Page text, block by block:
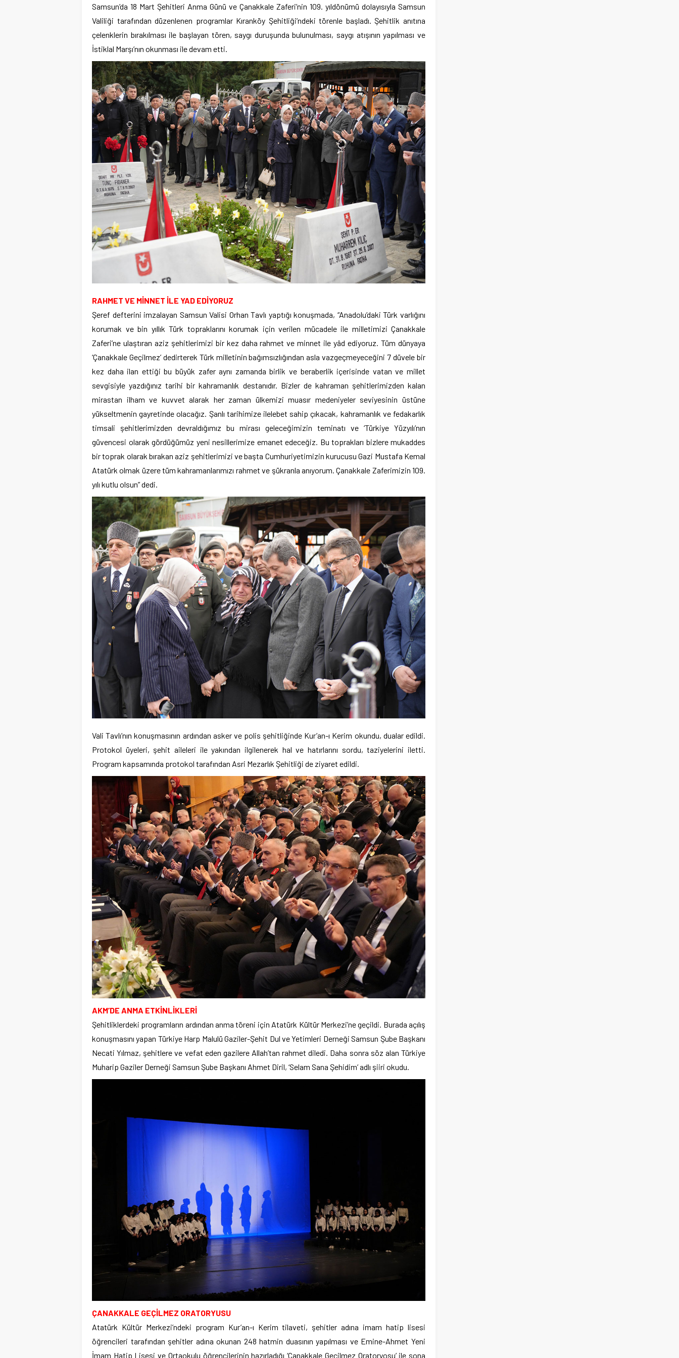
Samsun’da 18 Mart Şehitleri Anma Günü ve Çanakkale Zaferi’nin 109. yıldönümü dolayısıyla Samsun
Valiliği tarafından düzenlenen programlar Kıranköy Şehitliği’ndeki törenle başladı. Şehitlik anıtına
çelenklerin bırakılması ile başlayan tören, saygı duruşunda bulunulması, saygı atışının yapılması ve
İstiklal Marşı’nın okunması ile devam etti.
RAHMET VE MİNNET İLE YAD EDİYORUZ
Şeref defterini imzalayan Samsun Valisi Orhan Tavlı yaptığı konuşmada, “Anadolu’daki Türk varlığını
korumak ve bin yıllık Türk topraklarını korumak için verilen mücadele ile milletimizi Çanakkale
Zaferi’ne ulaştıran aziz şehitlerimizi bir kez daha rahmet ve minnet ile yâd ediyoruz. Tüm dünyaya
‘Çanakkale Geçilmez’ dedirterek Türk milletinin bağımsızlığından asla vazgeçmeyeceğini 7 düvele bir
kez daha ilan ettiği bu büyük zafer aynı zamanda birlik ve beraberlik içerisinde vatan ve millet
sevgisiyle yazdığınız tarihi bir kahramanlık destanıdır. Bizler de kahraman şehitlerimizden kalan
mirastan ilham ve kuvvet alarak her zaman ülkemizi muasır medeniyeler seviyesinin üstüne
yükseltmenin gayretinde olacağız. Şanlı tarihimize ilelebet sahip çıkacak, kahramanlık ve fedakarlık
timsali şehitlerimizden devraldığımız bu mirası geleceğimizin teminatı ve ‘Türkiye Yüzyılı’nın
güvencesi olarak gördüğümüz yeni nesillerimize emanet edeceğiz. Bu toprakları bizlere mukaddes
bir toprak olarak bırakan aziz şehitlerimizi ve başta Cumhuriyetimizin kurucusu Gazi Mustafa Kemal
Atatürk olmak üzere tüm kahramanlarımızı rahmet ve şükranla anıyorum. Çanakkale Zaferimizin 109.
yılı kutlu olsun” dedi.
Vali Tavlı’nın konuşmasının ardından asker ve polis şehitliğinde Kur’an-ı Kerim okundu, dualar edildi.
Protokol üyeleri, şehit aileleri ile yakından ilgilenerek hal ve hatırlarını sordu, taziyelerini iletti.
Program kapsamında protokol tarafından Asri Mezarlık Şehitliği de ziyaret edildi.
AKM’DE ANMA ETKİNLİKLERİ
Şehitliklerdeki programların ardından anma töreni için Atatürk Kültür Merkezi’ne geçildi. Burada açılış
konuşmasını yapan Türkiye Harp Malulü Gaziler-Şehit Dul ve Yetimleri Derneği Samsun Şube Başkanı
Necati Yılmaz, şehitlere ve vefat eden gazilere Allah’tan rahmet diledi. Daha sonra söz alan Türkiye
Muharip Gaziler Derneği Samsun Şube Başkanı Ahmet Diril, ‘Selam Sana Şehidim’ adlı şiiri okudu.
ÇANAKKALE GEÇİLMEZ ORATORYUSU
Atatürk Kültür Merkezi’ndeki program Kur’an-ı Kerim tilaveti, şehitler adına imam hatip lisesi
öğrencileri tarafından şehitler adına okunan 248 hatmin duasının yapılması ve Emine-Ahmet Yeni
İmam Hatip Lisesi ve Ortaokulu öğrencilerinin hazırladığı ‘Çanakkale Geçilmez Oratoryosu’ ile sona